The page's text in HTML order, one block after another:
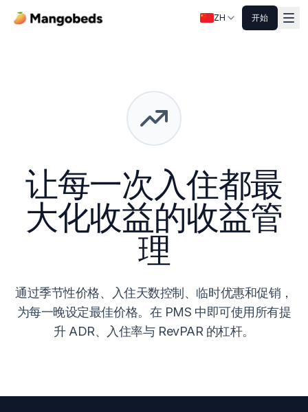
ZH 开始
让每一次入住都最
大化收益的收益管
理
通过季节性价格、入住天数控制、临时优惠和促销，
为每一晚设定最佳价格。在 PMS 中即可使用所有提
升 ADR、入住率与 RevPAR 的杠杆。